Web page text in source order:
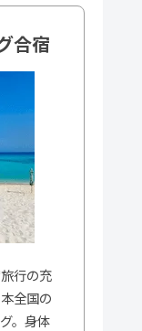
合宿
行の充
全国の
。身体